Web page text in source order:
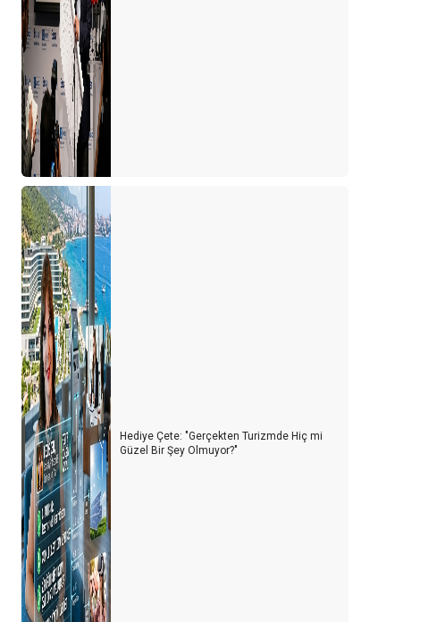
Turizmde taban fiyat politikası
Ç E L İ K P A L A S
KONSEPT
Gastronomide Gelişmeler
PALMİYE
Bardağın Dolu Tarafı
Turizm. Salgın. Savaş. Barış. Umut. Gelecek
Muhteşem turizm rezervlerimizle Marka
destinasyonlar yaratmamız mümkün
Türkiye'nin turizm kapsamında marka yaratabilme
potansiyeli çok yüksek
Otelcilikte Markalaşma Süreci - 4 Kalitedeki seviye
markanın temelini sağlamlaştırır
Otelcilikte Markalaşma Süreci - 3
Otelcilikte Markalaşma Süreci - 2
Otelcilikte Markalaşma Süreci
Hediye Çete: "Gerçekten Turizmde Hiç mi
Güzel Bir Şey Olmuyor?"